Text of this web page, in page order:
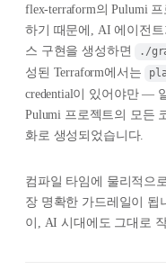
flex-terraform의 Pulumi
하기 때문에, AI 에이전
스 구현을 생성하면
./
성된 Terraform에서는
credential이 있어야만 —
Pulumi 프로젝트의 모든
화로 생성되었습니다.
컴파일 타임에 물리적으
장 명확한 가드레일이 됩
이, AI 시대에도 그대로